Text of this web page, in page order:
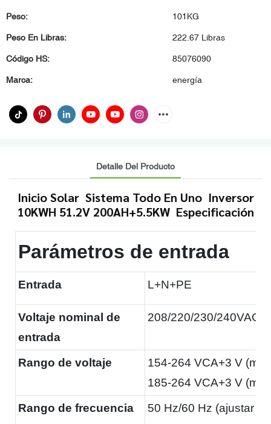
Peso: 101KG
Peso En Libras: 222.67 Libras
Código HS: 85076090
Marca: energía
Detalle Del Producto
Inicio Solar Sistema Todo En Uno Inversor
10KWH 51.2V 200AH+5.5KW Especificación
Parámetros de entrada
Entrada L+N+PE
Voltaje nominal de
entrada
208/220/230/240VAC
Rango de voltaje
154-264 VCA+3 V
185-264 VCA+3 V
Rango de frecuencia
50 Hz/60 Hz (ajustar